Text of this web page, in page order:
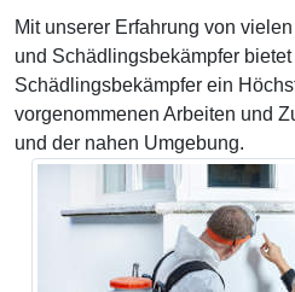
Mit unserer Erfahrung von
und Schädlingsbekämpfer
Schädlingsbekämpfer ein
vorgenommenen Arbeiten und
und der nahen Umgebung.